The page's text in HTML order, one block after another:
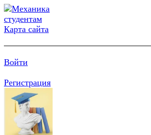
Карта сайта
Войти
Регистрация